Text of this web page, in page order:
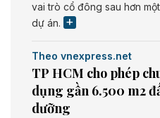
vai trò cổ đông sau hơn
dự án.
Theo vnexpress.net
TP HCM cho phép
dụng gần 6.500 m2
dưỡng